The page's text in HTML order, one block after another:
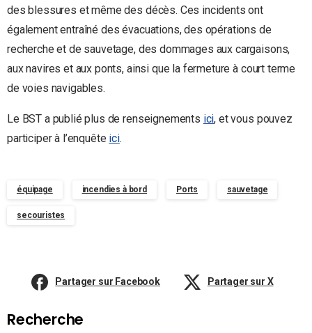
des blessures et même des décès. Ces incidents ont
également entraîné des évacuations, des opérations de
recherche et de sauvetage, des dommages aux cargaisons,
aux navires et aux ponts, ainsi que la fermeture à court terme
de voies navigables.
Le BST a publié plus de renseignements ici, et vous pouvez
participer à l’enquête ici.
équipage incendies à bord Ports sauvetage
secouristes
Partager sur Facebook Partager sur X
Recherche